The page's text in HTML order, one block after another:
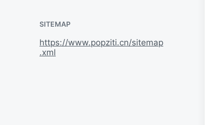
SITEMAP
https://www.popziti.cn/sitemap
.xml